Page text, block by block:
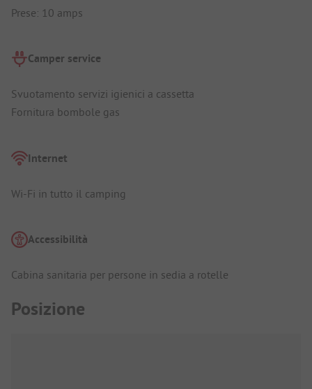
Prese: 10 amps
Camper service
Svuotamento servizi igienici a cassetta
Fornitura bombole gas
Internet
Wi-Fi in tutto il camping
Accessibilità
Cabina sanitaria per persone in sedia a rotelle
Posizione